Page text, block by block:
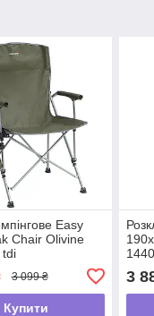
Easy
Chair Olivine
tdi
3 099 ₴
Купити
3